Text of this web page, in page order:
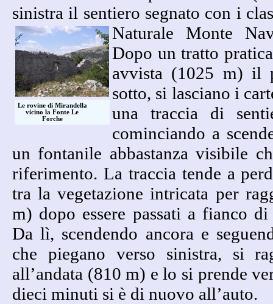
sinistra il sentiero segnato con i
Naturale Monte
Le rovine di Mirandella
vicino la Fonte Le
Forche
Dopo un tratto
avvista (1025 m) il
sotto, si lasciano i
una traccia di
cominciando a
un fontanile abbastanza visibile
riferimento. La traccia tende a
tra la vegetazione intricata per
m) dopo essere passati a fianco
Da lì, scendendo ancora e
che piegano verso sinistra, si
all’andata (810 m) e lo si prende
dieci minuti si è di nuovo all’auto.